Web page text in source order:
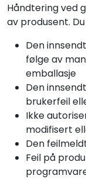
Håndtering ved
av produsent.
Den
følge av
emballasje
Den
brukerfeil
Ikke
modifisert
Den
Feil på